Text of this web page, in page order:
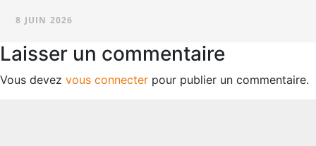
8 JUIN 2026
Laisser un commentaire
Vous devez vous connecter pour publier un commentaire.